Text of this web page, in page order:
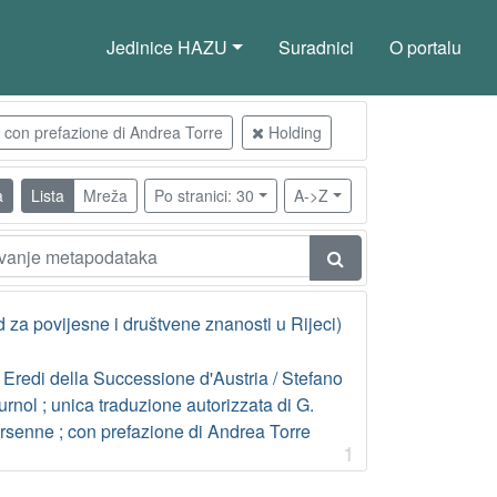
Jedinice HAZU Suradnici O portalu
prefazione di Andrea Torre Holding
Lista Mreža Po stranici: 30 A->Z
za povijesne i društvene znanosti u Rijeci)
della Successione d'Austria / Stefano
; unica traduzione autorizzata di G.
; con prefazione di Andrea Torre
1